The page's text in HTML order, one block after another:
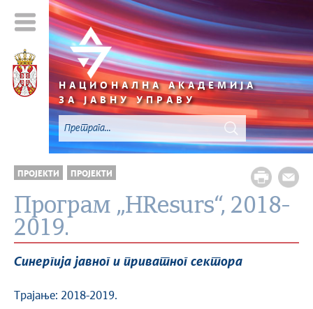
НАЦИОНАЛНА АКАДЕМИЈА
ЗА ЈАВНУ УПРАВУ
ПРОЈЕКТИ ПРОЈЕКТИ
Програм „HResurs“, 2018-
2019.
Синергија јавног и приватног сектора
Трајање: 2018-2019.